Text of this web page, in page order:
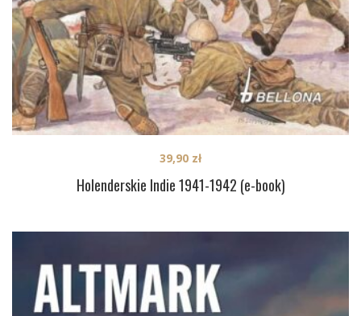
Holenderskie Indie 1941-1942 (e-book)
39,90 zł